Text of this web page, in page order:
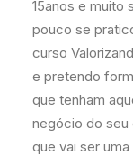
15anos e muito
pouco se
curso
e pretendo
que tenham
negócio do seu
que vai ser